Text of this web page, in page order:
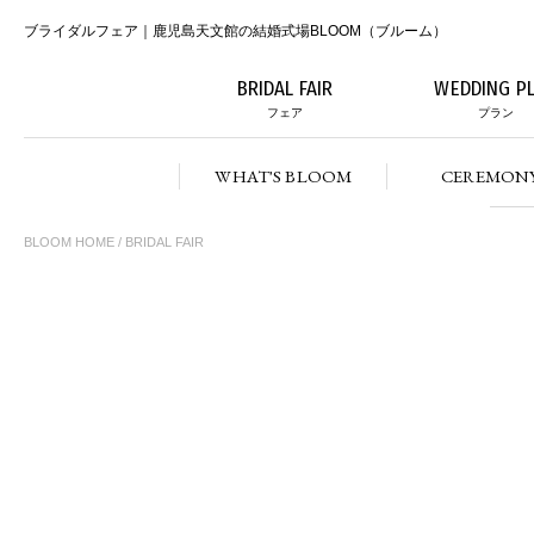
ブライダルフェア｜鹿児島天文館の結婚式場BLOOM（ブルーム）
BRIDAL FAIR
フェア
WEDDING
プラン
WHAT'S BLOOM
BLOOM HOME / BRIDAL FAIR